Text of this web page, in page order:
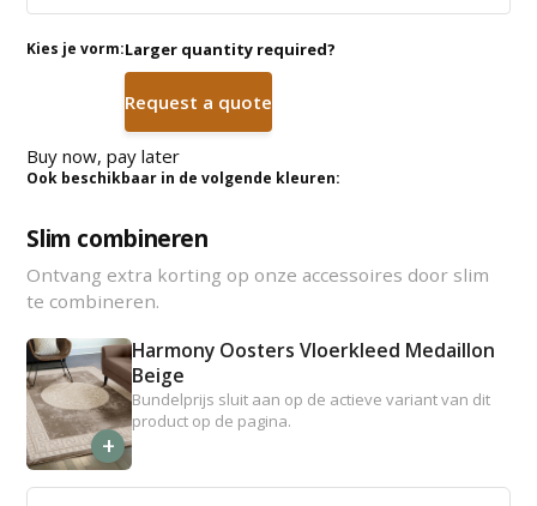
Kies je vorm:Larger quantity required?
Request a quote
Buy now, pay later
Ook beschikbaar in de volgende kleuren:
Slim combineren
Ontvang extra korting op onze accessoires door slim
te combineren.
+
Harmony Oosters Vloerkleed Medaillon
Beige
Bundelprijs sluit aan op de actieve variant van dit
product op de pagina.